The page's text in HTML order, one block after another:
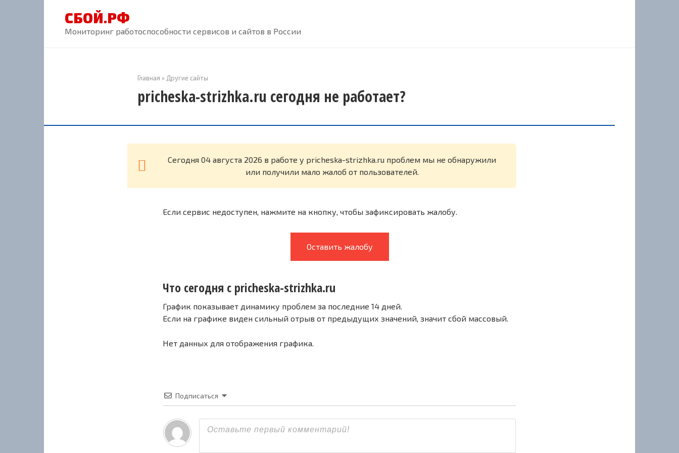
СБОЙ.РФ
Мониторинг работоспособности сервисов и сайтов в России
Главная » Другие сайты
pricheska-strizhka.ru сегодня не работает?
Cегодня 04 августа 2026 в работе у pricheska-strizhka.ru проблем мы не обнаружили
или получили мало жалоб от пользователей.
Если сервис недоступен, нажмите на кнопку, чтобы зафиксировать жалобу.
Оставить жалобу
Что сегодня с pricheska-strizhka.ru
График показывает динамику проблем за последние 14 дней.
Если на графике виден сильный отрыв от предыдущих значений, значит сбой массовый.
Нет данных для отображения графика.
Подписаться